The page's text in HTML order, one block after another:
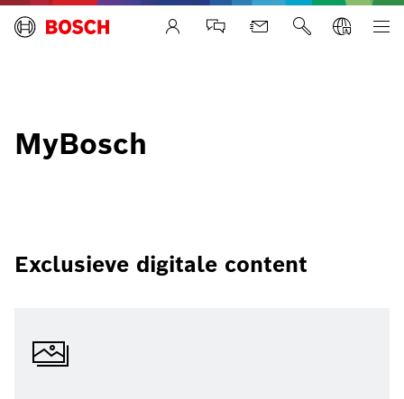
Life Safety Systems
MyBosch
Exclusieve digitale content